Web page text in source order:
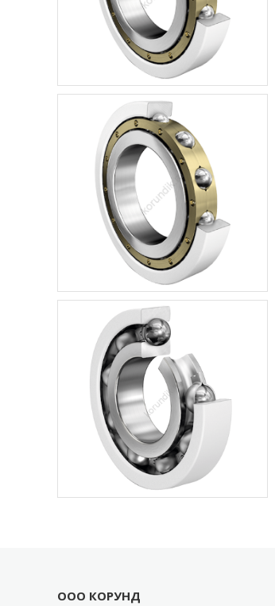
ООО КОРУНД